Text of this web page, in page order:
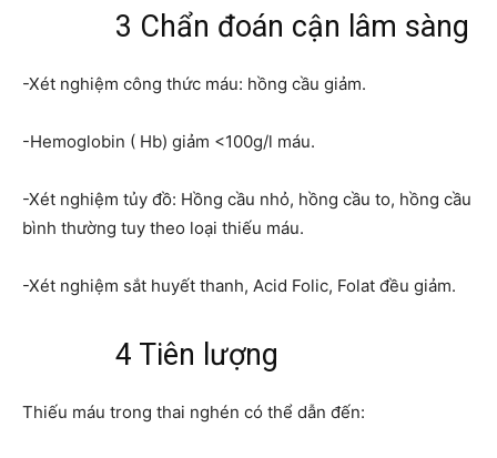
3 Chẩn đoán cận lâm sàng
-Xét nghiệm công thức máu: hồng cầu giảm.
-Hemoglobin ( Hb) giảm <100g/l máu.
-Xét nghiệm tủy đồ: Hồng cầu nhỏ, hồng cầu to, hồng cầu
bình thường tuy theo loại thiếu máu.
-Xét nghiệm sắt huyết thanh, Acid Folic, Folat đều giảm.
4 Tiên lượng
Thiếu máu trong thai nghén có thể dẫn đến: